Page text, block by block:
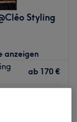
Styling
anzeigen
ab 170 €